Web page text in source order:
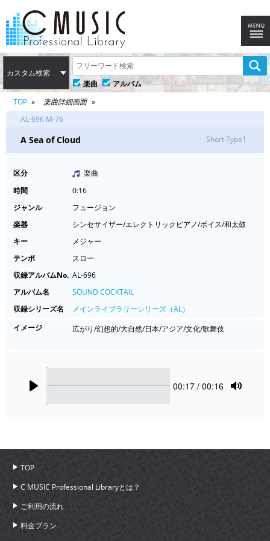
カスタム検索
楽曲
アルバム
TOP
楽曲詳細画面
AL-696 M-76
A Sea of Cloud Short Type1
区分
楽曲
時間
0:16
ジャンル
フュージョン
楽器
シンセサイザー/エレクトリックピアノ/ボイス/和太鼓
キー
メジャー
テンポ
スロー
収録アルバムNo. AL-696
アルバム名
SOUND COCKTAIL
収録シリーズ名
メインライブラリーシリーズ（AL）
イメージ
広がり/幻想的/大自然/日本/アジア/文化/歌舞伎
Current
00:17 / 00:16
TOP
C MUSIC Professional Libraryとは？
ご利用の流れ
料金プラン